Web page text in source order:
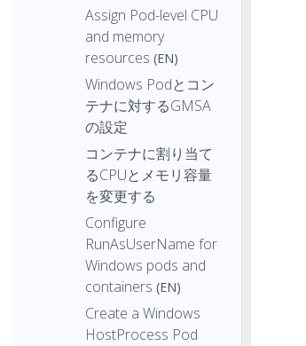
Assign Pod-level CPU
and memory
resources (EN)
Windows Podとコン
テナに対するGMSA
の設定
コンテナに割り当て
るCPUとメモリ容量
を変更する
Configure
RunAsUserName for
Windows pods and
containers (EN)
Create a Windows
HostProcess Pod